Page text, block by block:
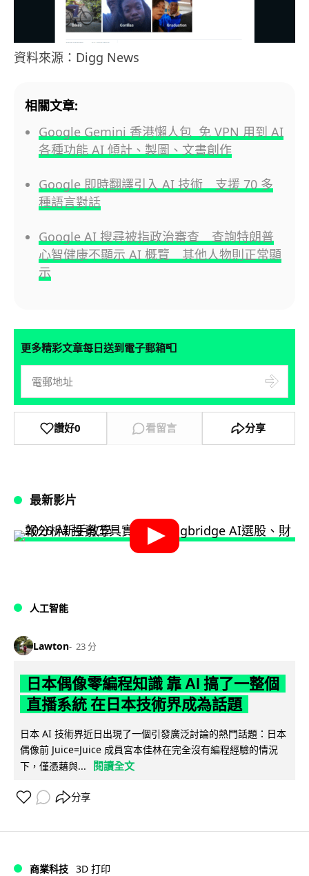
資料來源：Digg News
相關文章:
Google Gemini 香港懶人包 免 VPN 用到 AI
各種功能 AI 傾計、製圖、文書創作
Google 即時翻譯引入 AI 技術 支援 70 多
種語言對話
Google AI 搜尋被指政治審查 查詢特朗普
心智健康不顯示 AI 概覽 其他人物則正常顯
示
更多精彩文章每日送到電子郵箱📮
讚好0 看留言 分享
最新影片
人工智能
Lawton 23 分
日本偶像零編程知識 靠 AI 搞了一整個
直播系統 在日本技術界成為話題
日本 AI 技術界近日出現了一個引發廣泛討論的熱門話題：日本
偶像前 Juice=Juice 成員宮本佳林在完全沒有編程經驗的情況
下，僅憑藉與...
閱讀全文
分享
商業科技 3D 打印